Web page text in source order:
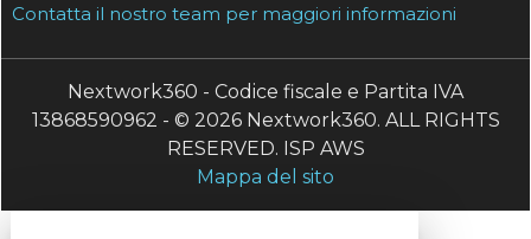
Contatta il nostro team per maggiori informazioni
Nextwork360 - Codice fiscale e Partita IVA
13868590962 - © 2026 Nextwork360. ALL RIGHTS
RESERVED. ISP AWS
Mappa del sito